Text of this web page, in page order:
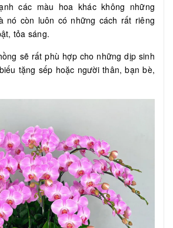
các màu hoa khác không những
nó còn luôn có những cách rất riêng
tỏa sáng.
sẽ rất phù hợp cho những dịp sinh
tặng sếp hoặc người thân, bạn bè,